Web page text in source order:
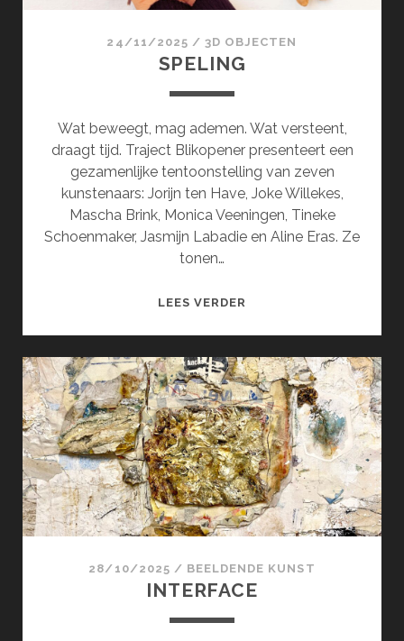
24/11/2025 /3D OBJECTEN
SPELING
Wat beweegt, mag ademen. Wat versteent,
draagt tijd. Traject Blikopener presenteert een
gezamenlijke tentoonstelling van zeven
kunstenaars: Jorijn ten Have, Joke Willekes,
Mascha Brink, Monica Veeningen, Tineke
Schoenmaker, Jasmijn Labadie en Aline Eras. Ze
tonen…
LEES VERDER
28/10/2025 / BEELDENDE KUNST
INTERFACE